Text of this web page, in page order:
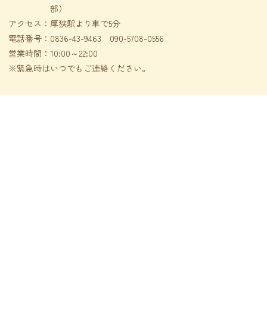
部）
アクセス： 厚狭駅より車で5分
電話番号： 0836-43-9463 090-5708-0556
営業時間： 10:00～22:00
※緊急時はいつでもご連絡ください。